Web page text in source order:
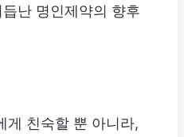
난 명인제약의 향후
게 친숙할 뿐 아니라,